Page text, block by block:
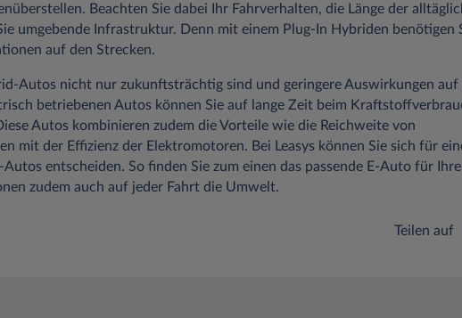
Beachten Sie dabei Ihr Fahrverhalten, die Länge der
umgebende Infrastruktur. Denn mit einem Plug-In Hybriden benötigen
auf den Strecken.
Autos nicht nur zukunftsträchtig sind und geringere Auswirkungen auf
betriebenen Autos können Sie auf lange Zeit beim
Autos kombinieren zudem die Vorteile wie die Reichweite von
mit der Effizienz der Elektromotoren. Bei Leasys können Sie sich für
entscheiden. So finden Sie zum einen das passende E-Auto für Ihre
zudem auch auf jeder Fahrt die Umwelt.
Teilen auf